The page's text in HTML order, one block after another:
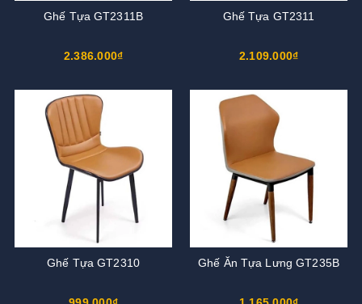
Ghế Tựa GT2311B
2.386.000₫
Ghế Tựa GT2311
2.109.000₫
Ghế Tựa GT2310 Ghế Ăn Tựa Lưng GT235B